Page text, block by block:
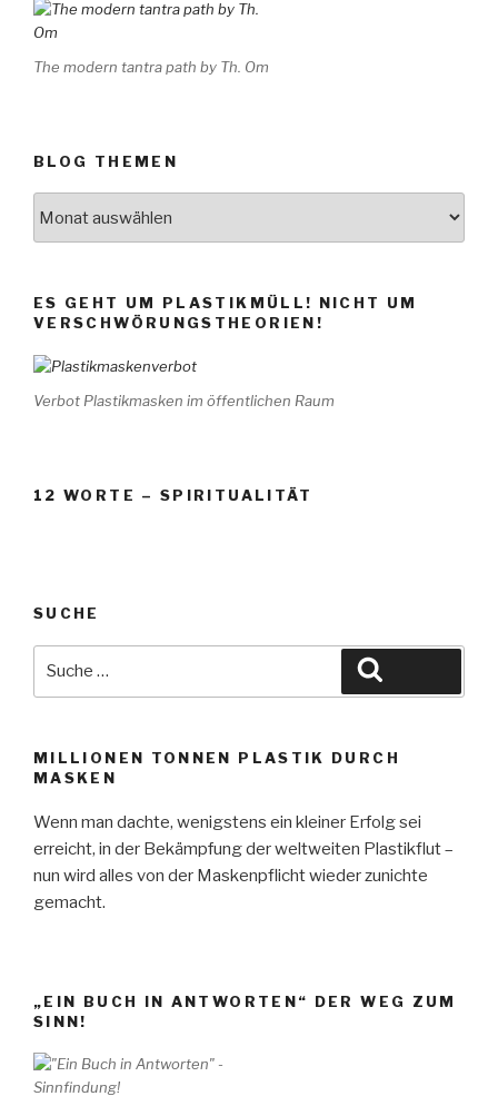
The modern tantra path by Th. Om
BLOG THEMEN
ES GEHT UM PLASTIKMÜLL! NICHT UM
VERSCHWÖRUNGSTHEORIEN!
Verbot Plastikmasken im öffentlichen Raum
12 WORTE – SPIRITUALITÄT
SUCHE
MILLIONEN TONNEN PLASTIK DURCH
MASKEN
Wenn man dachte, wenigstens ein kleiner Erfolg sei
erreicht, in der Bekämpfung der weltweiten Plastikflut –
nun wird alles von der Maskenpflicht wieder zunichte
gemacht.
„EIN BUCH IN ANTWORTEN“ DER WEG ZUM
SINN!